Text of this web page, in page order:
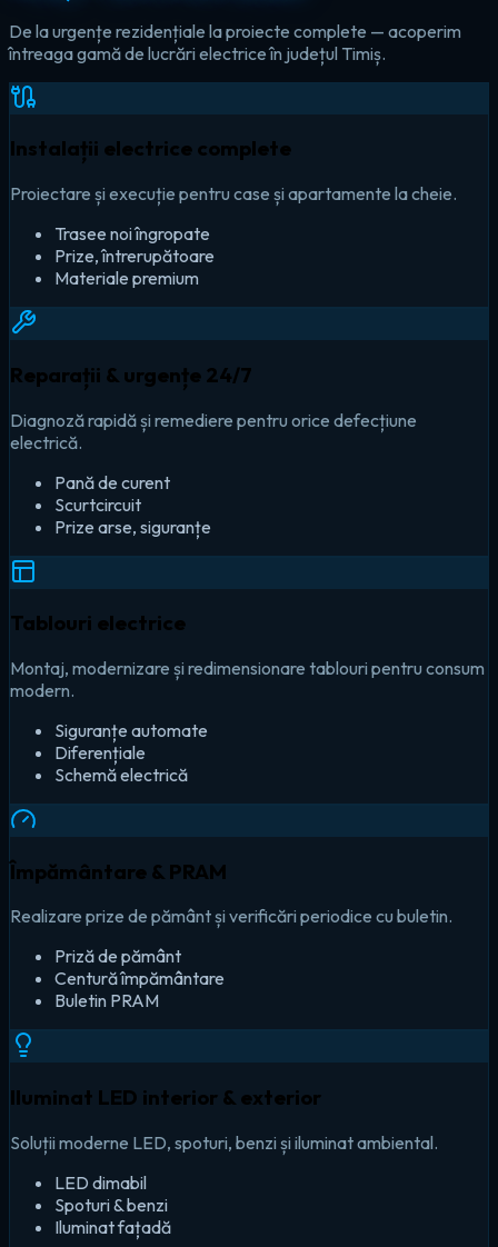
De la urgențe rezidențiale la proiecte complete — acoperim
întreaga gamă de lucrări electrice în județul Timiș.
Instalații electrice complete
Proiectare și execuție pentru case și apartamente la cheie.
Trasee noi îngropate
Prize, întrerupătoare
Materiale premium
Reparații & urgențe 24/7
Diagnoză rapidă și remediere pentru orice defecțiune
electrică.
Pană de curent
Scurtcircuit
Prize arse, siguranțe
Tablouri electrice
Montaj, modernizare și redimensionare tablouri pentru consum
modern.
Siguranțe automate
Diferențiale
Schemă electrică
Împământare & PRAM
Realizare prize de pământ și verificări periodice cu buletin.
Priză de pământ
Centură împământare
Buletin PRAM
Iluminat LED interior & exterior
Soluții moderne LED, spoturi, benzi și iluminat ambiental.
LED dimabil
Spoturi & benzi
Iluminat fațadă